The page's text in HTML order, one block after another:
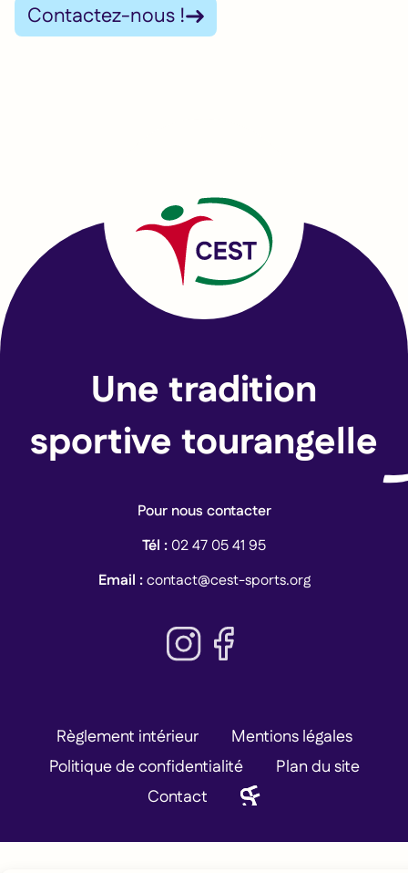
Contactez-nous !
Une tradition
sportive tourangelle
Pour nous contacter
Tél :02 47 05 41 95
Email :contact@cest-sports.org
CEST sur Instagram
CEST sur Facebook
Règlement intérieur
Mentions légales
Politique de confidentialité
Plan du site
Contact